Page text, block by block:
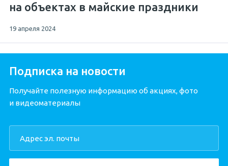
на объектах в майские праздники
19 апреля 2024
Подписка на новости
Получайте полезную информацию об акциях, фото
и видеоматериалы